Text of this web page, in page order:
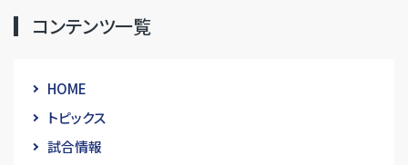
コンテンツ一覧
HOME
トピックス
試合情報